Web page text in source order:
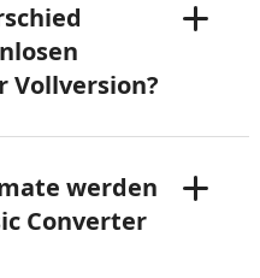
Vollversion?
werden
Converter